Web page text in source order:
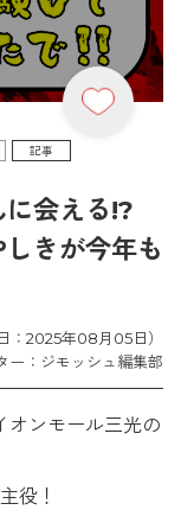
記事
に会える!?
きが今年も
：2025年08月05日）
ー：ジモッシュ編集部
オンモール三光の
役！